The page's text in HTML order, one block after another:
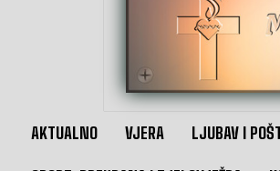
AKTUALNO VJERA LJUBAV I